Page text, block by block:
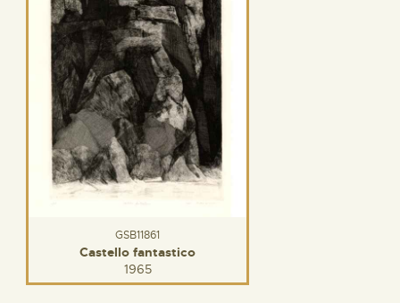
GSB11861
Castello fantastico
1965